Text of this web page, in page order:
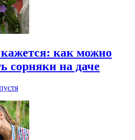
как можно
сорняки на даче